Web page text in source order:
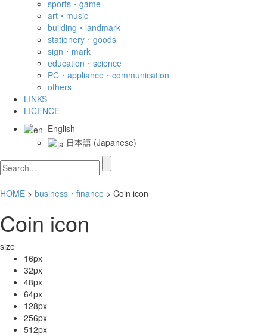
sports・game
art・music
building・landmark
stationery・goods
sign・mark
education・science
PC・appliance・communication
others
LINKS
LICENCE
English
日本語 (Japanese)
HOME > business・finance > Coin icon
Coin icon
size
16px
32px
48px
64px
128px
256px
512px